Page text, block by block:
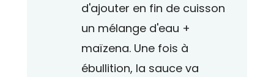
d'ajouter en fin de cuisson
un mélange d'eau +
maïzena. Une fois à
ébullition, la sauce va